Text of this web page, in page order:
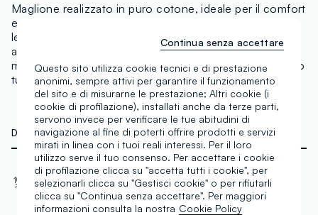
Maglione realizzato in puro cotone, ideale per il comfort
e la morbidezza sulla pelle. Presenta un vivace design
leopardato e un comodo scollo a V, perfetto per
aggiungere un tocco di tendenza al guardaroba. Le
maniche lunghe lo rendono adatto per essere indossato
tutto l'anno.
DETTAGLI TECNICI
Materiale
Cotone
Tessuto
Maglia
Questo sito utilizza cookie tecnici e di prestazione
anonimi, sempre attivi per garantire il funzionamento
del sito e di misurarne le prestazione; Altri cookie (i
cookie di profilazione), installati anche da terze parti,
servono invece per verificare le tue abitudini di
navigazione al fine di poterti offrire prodotti e servizi
mirati in linea con i tuoi reali interessi. Per il loro
utilizzo serve il tuo consenso. Per accettare i cookie
di profilazione clicca su "accetta tutti i cookie", per
selezionarli clicca su "Gestisci cookie" o per rifiutarli
clicca su "Continua senza accettare". Per maggiori
informazioni consulta la nostra Cookie Policy
Continua senza accettare